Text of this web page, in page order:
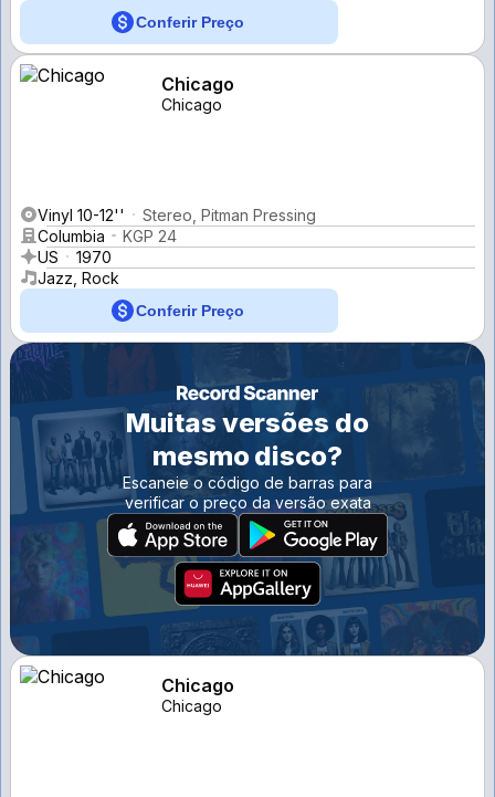
Conferir Preço
Chicago
Chicago
Vinyl 10-12''
Stereo, Pitman Pressing
Columbia
KGP 24
US
1970
Jazz, Rock
Conferir Preço
Muitas versões do
mesmo disco?
Escaneie o código de barras para
verificar o preço da versão exata
Chicago
Chicago